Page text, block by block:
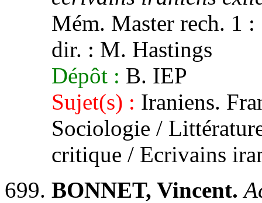
Mém. Master rech. 1
dir. : M. Hastings
Dépôt : B. IEP
Sujet(s) : Iraniens.
Sociologie /
critique / Ecrivains
BONNET, Vincent.